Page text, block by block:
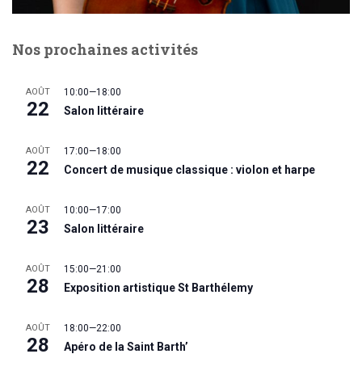
Nos prochaines activités
AOÛT
22
10:00—18:00
Salon littéraire
AOÛT
22
17:00—18:00
Concert de musique classique : violon et harpe
AOÛT
23
10:00—17:00
Salon littéraire
AOÛT
28
15:00—21:00
Exposition artistique St Barthélemy
AOÛT
28
18:00—22:00
Apéro de la Saint Barth’